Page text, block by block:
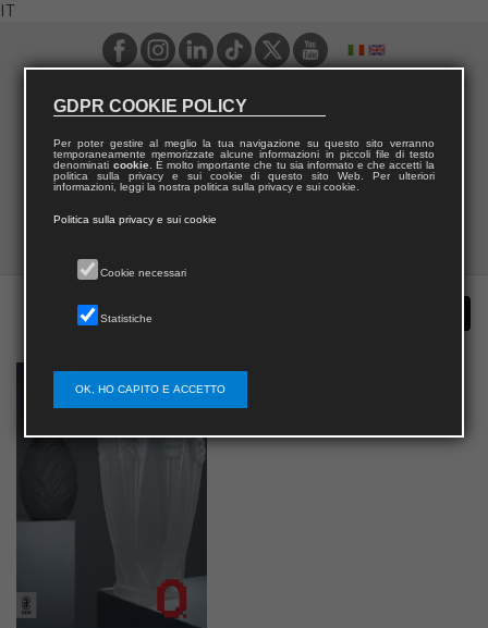
IT
GDPR COOKIE POLICY
Per poter gestire al meglio la tua navigazione su questo sito verranno
temporaneamente memorizzate alcune informazioni in piccoli file di testo
denominati cookie. È molto importante che tu sia informato e che accetti la
politica sulla privacy e sui cookie di questo sito Web. Per ulteriori
informazioni, leggi la nostra politica sulla privacy e sui cookie.
Politica sulla privacy e sui cookie
Cookie necessari
Statistiche
OK, HO CAPITO E ACCETTO